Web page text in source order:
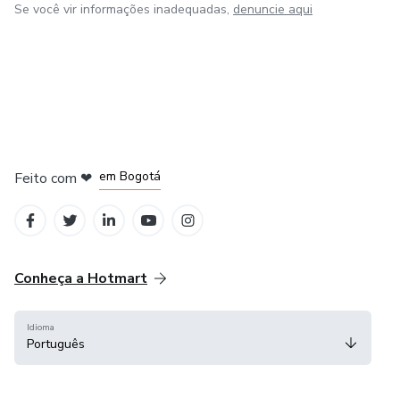
Se você vir informações inadequadas, denuncie aqui
Feito com ❤ em Bogotá
Conheça a Hotmart
Idioma
Português